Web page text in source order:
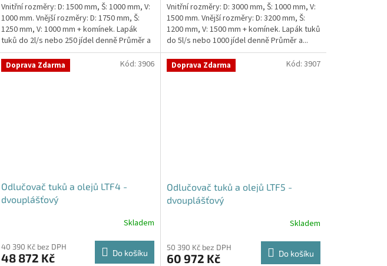
Vnitřní rozměry: D: 1500 mm, Š: 1000 mm, V:
1000 mm. Vnější rozměry: D: 1750 mm, Š:
1250 mm, V: 1000 mm + komínek. Lapák
tuků do 2l/s nebo 250 jídel denně Průměr a
umístění...
Vnitřní rozměry: D: 3000 mm, Š: 1000 mm, V:
1500 mm. Vnější rozměry: D: 3200 mm, Š:
1200 mm, V: 1500 mm + komínek. Lapák tuků
do 5l/s nebo 1000 jídel denně Průměr a...
Doprava Zdarma
Odlučovač tuků a olejů LTF4 -
dvouplášťový
Skladem
40 390 Kč bez DPH
48 872 Kč Do košíku
Kód: 3906 Doprava Zdarma
Odlučovač tuků a olejů LTF5 -
dvouplášťový
Skladem
50 390 Kč bez DPH
60 972 Kč Do košíku
Kód: 3907